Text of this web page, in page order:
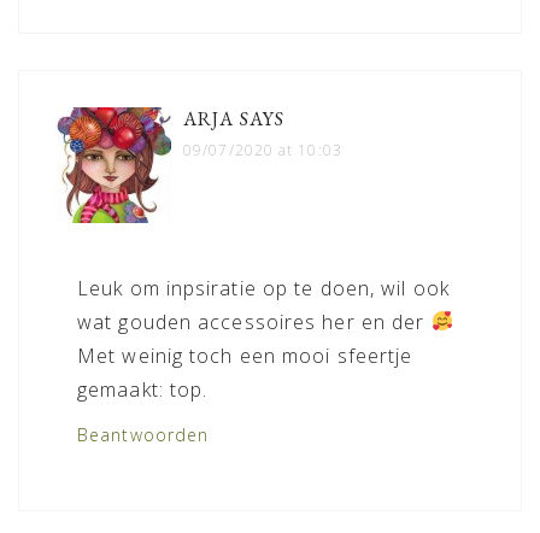
ARJA SAYS
09/07/2020 at 10:03
Leuk om inpsiratie op te doen, wil ook
wat gouden accessoires her en der
Met weinig toch een mooi sfeertje
gemaakt: top.
Beantwoorden